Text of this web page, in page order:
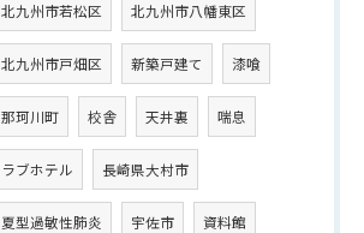
北九州市若松区 北九州市八幡東区
北九州市戸畑区 新築戸建て 漆喰
那珂川町 校舎 天井裏 喘息
ラブホテル 長崎県大村市
夏型過敏性肺炎 宇佐市 資料館